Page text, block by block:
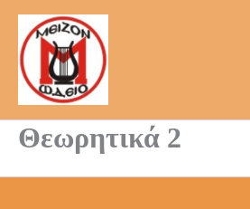
περιεχόμενο
Θεωρητικά 2